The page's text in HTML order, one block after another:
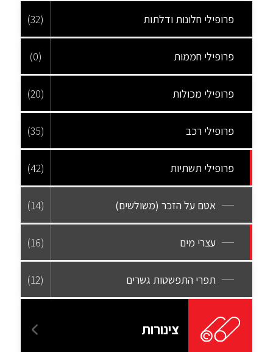
פרופילי חלונות ודלתות (32)
פרופילי חממות (0)
פרופילי מכולות (20)
פרופילי רכב (35)
פרופילי תשתיות (42)
אטם על הזכר (משולשים) (14)
עצרי מים (16)
תפרי התפשטות גשרים (12)
צינורות